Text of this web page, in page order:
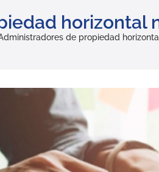
horizontal
de propiedad